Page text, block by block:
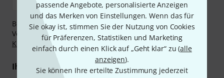
passende Angebote, personalisierte Anzeigen
und das Merken von Einstellungen. Wenn das für
Sie okay ist, stimmen Sie der Nutzung von Cookies
für Präferenzen, Statistiken und Marketing
einfach durch einen Klick auf „Geht klar“ zu (alle
anzeigen).
Sie können Ihre erteilte Zustimmung jederzeit
Bezahlen Sie vertraulich und sicher per Nachnahme,
Vorkasse, PayPal, Amazon Pay, Klarna Sofort bezahlen
Klarna Ratenzahlungoder Kreditkarte.
Ihre Vorteile